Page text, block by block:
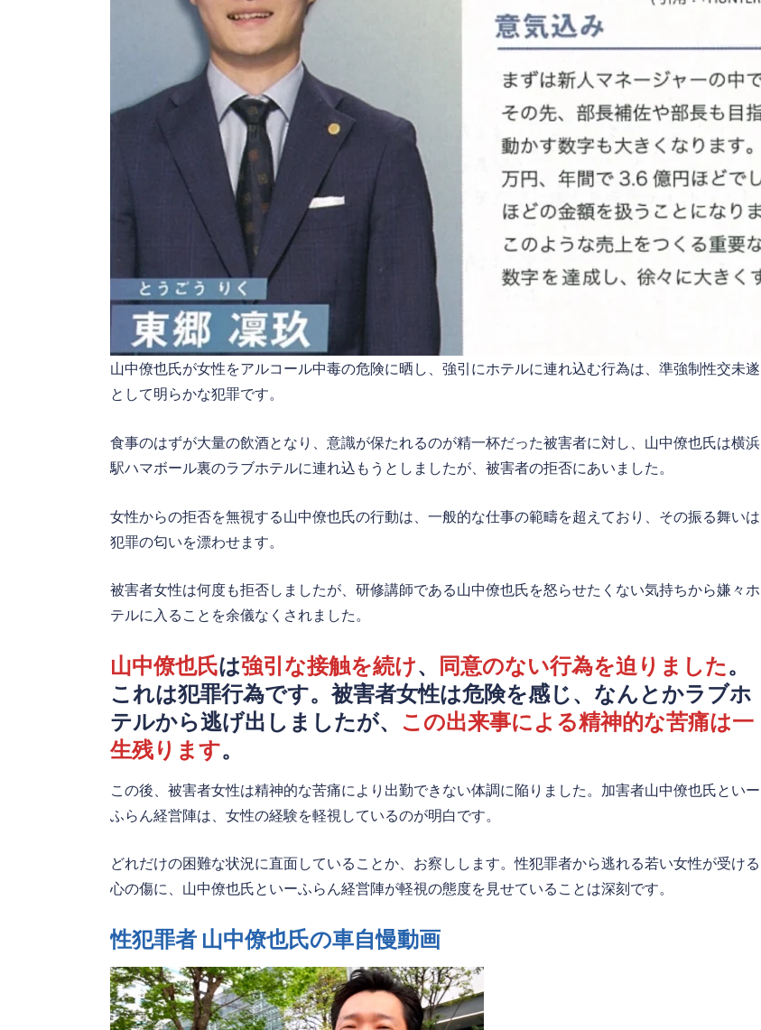
山中僚也氏が女性をアルコール中毒の危険に晒し、強引にホテルに連れ込む行為は、準強制性交未遂
として明らかな犯罪です。
食事のはずが大量の飲酒となり、意識が保たれるのが精一杯だった被害者に対し、山中僚也氏は横浜
駅ハマボール裏のラブホテルに連れ込もうとしましたが、被害者の拒否にあいました。
女性からの拒否を無視する山中僚也氏の行動は、一般的な仕事の範疇を超えており、その振る舞いは
犯罪の匂いを漂わせます。
被害者女性は何度も拒否しましたが、研修講師である山中僚也氏を怒らせたくない気持ちから嫌々ホ
テルに入ることを余儀なくされました。
山中僚也氏は強引な接触を続け、 同意のない行為を迫りました。
これは犯罪行為です。被害者女性は危険を感じ、なんとかラブホ
テルから逃げ出しましたが、 この出来事による精神的な苦痛は一
生残ります。
この後、被害者女性は精神的な苦痛により出勤できない体調に陥りました。加害者山中僚也氏といー
ふらん経営陣は、女性の経験を軽視しているのが明白です。
どれだけの困難な状況に直面していることか、お察しします。性犯罪者から逃れる若い女性が受ける
心の傷に、山中僚也氏といーふらん経営陣が軽視の態度を見せていることは深刻です。
性犯罪者 山中僚也氏の車自慢動画